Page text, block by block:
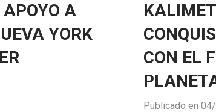
A
YORK
CON EL
Publicado en